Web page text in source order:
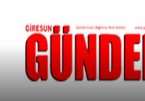
HARUN CİCİ: VİDEOYU